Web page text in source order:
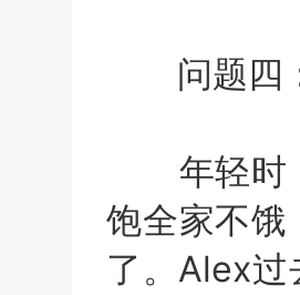
问题四：
年轻时，
饱全家不饿
了。Alex过